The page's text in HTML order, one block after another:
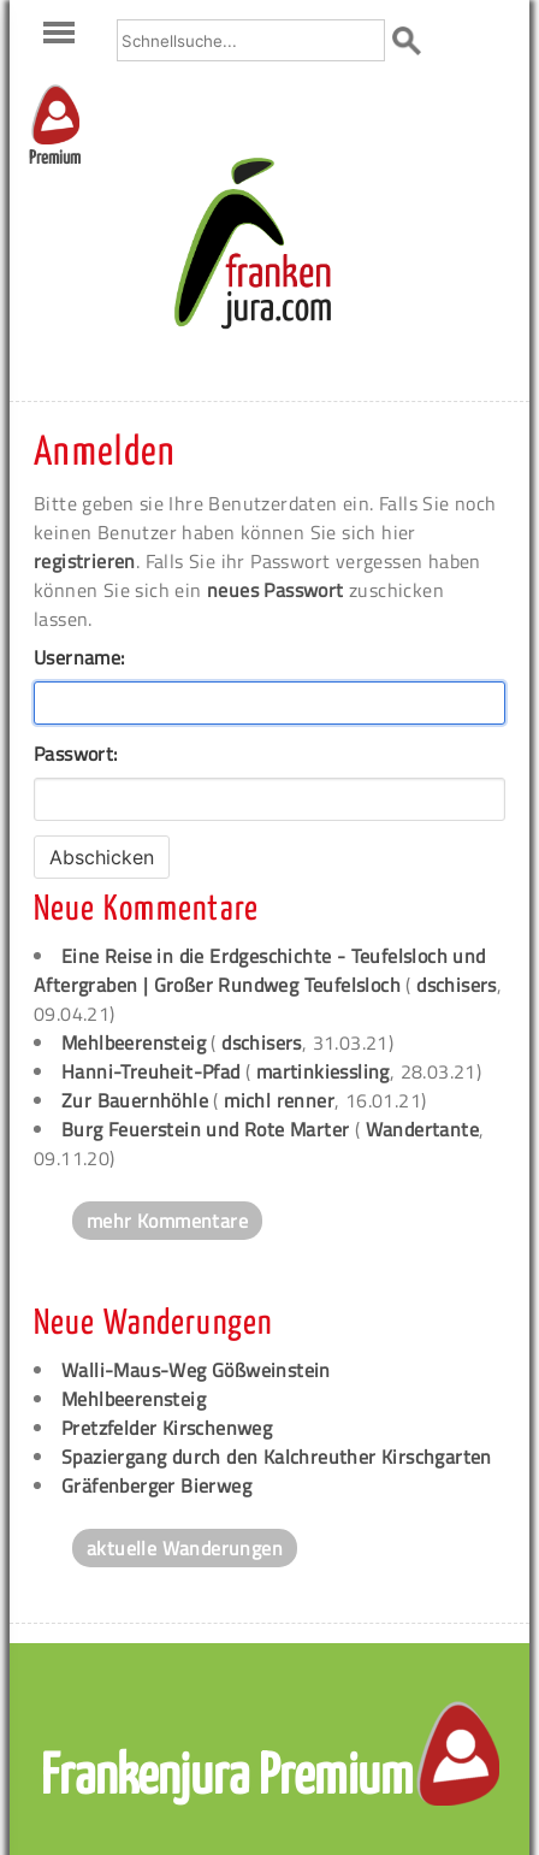
Premium
Anmelden
Bitte geben sie Ihre Benutzerdaten ein. Falls Sie noch
keinen Benutzer haben können Sie sich hier
registrieren. Falls Sie ihr Passwort vergessen haben
können Sie sich ein neues Passwort zuschicken
lassen.
Username:
Passwort:
Neue Kommentare
Eine Reise in die Erdgeschichte - Teufelsloch und
Aftergraben | Großer Rundweg Teufelsloch (dschisers,
09.04.21)
Mehlbeerensteig(dschisers, 31.03.21)
Hanni-Treuheit-Pfad ( martinkiessling, 28.03.21)
Zur Bauernhöhle ( michl renner, 16.01.21)
Burg Feuerstein und Rote Marter ( Wandertante,
09.11.20)
mehr Kommentare
Neue Wanderungen
Walli-Maus-Weg Gößweinstein
Mehlbeerensteig
Pretzfelder Kirschenweg
Spaziergang durch den Kalchreuther Kirschgarten
Gräfenberger Bierweg
aktuelle Wanderungen
Frankenjura Premium